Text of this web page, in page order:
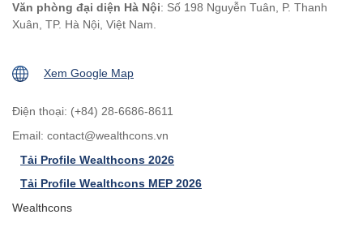
Văn phòng đại diện Hà Nội: Số 198 Nguyễn Tuân, P. Thanh
Xuân, TP. Hà Nội, Việt Nam.
Xem Google Map
Điện thoại: (+84) 28-6686-8611
Email: contact@wealthcons.vn
Tải Profile Wealthcons 2026
Tải Profile Wealthcons MEP 2026
Wealthcons